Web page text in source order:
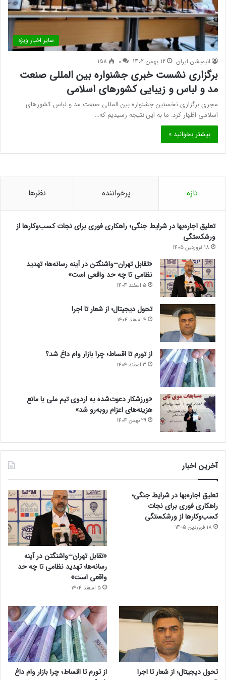
سایر اخبار ویژه
انیمیشن ایران 12 بهمن 1402 0
158
برگزاری نشست خبری جشنواره بین المللی صنعت
مد و لباس و زیبایی کشورهای اسلامی
مجری برگزاری نخستین جشنواره بین المللی صنعت مد و لباس کشورهای
اسلامی اظهار کرد: ما به این نتیجه رسیدیم که…
بیشتر بخوانید »
تازه پرخواننده نظرها
تعلیق اجاره‌بها در شرایط جنگی؛ راهکاری فوری برای نجات کسب‌وکارها از
ورشکستگی
18 فروردین 1405
«تقابل تهران–واشنگتن در آینه رسانه‌ها؛ تهدید
نظامی تا چه حد واقعی است»
5 اسفند 1404
تحول دیجیتال؛ از شعار تا اجرا
4 اسفند 1404
از تورم تا اقساط؛ چرا بازار وام داغ شد؟
3 اسفند 1404
«ورزشکار دعوت‌شده به اردوی تیم ملی با مانع
هزینه‌های اعزام روبه‌رو شد»
29 بهمن 1404
آخرین اخبار
تعلیق اجاره‌بها در شرایط جنگی؛
راهکاری فوری برای نجات
کسب‌وکارها از ورشکستگی
18 فروردین 1405
«تقابل تهران–واشنگتن در آینه
رسانه‌ها؛ تهدید نظامی تا چه حد
واقعی است»
5 اسفند 1404
تحول دیجیتال؛ از شعار تا اجرا
از تورم تا اقساط؛ چرا بازار وام داغ